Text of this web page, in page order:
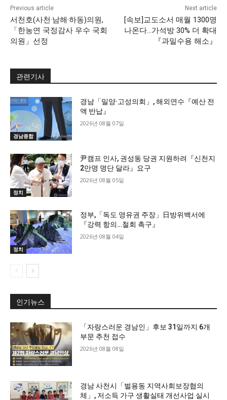
Previous article
서천호(사천·남해·하동)의원,
「한농연 국정감사 우수 국회
의원」선정
Next article
[속보]교도소서 매월 1300명
나온다…가석방 30% 더 확대
『과밀수용 해소』
관련기사
경남종합
경남「밀양·고성의회」, 해외연수『예산 전
액 반납』
2026년 08월 07일
정치
尹캠프 인사, 권성동 당권 지원하려『신천지
2만명 명단 달라』요구
2026년 08월 05일
정치
정부,「독도 영유권 주장」日방위백서에
『강력 항의…철회 촉구』
2026년 08월 04일
인기뉴스
「자랑스러운 경남인」후보 31일까지 6개
부문 추천 접수
2026년 08월 08일
경남 사천시「벌용동 지역사회보장협의
체」, 저소득 가구 생활실태 개선사업 실시